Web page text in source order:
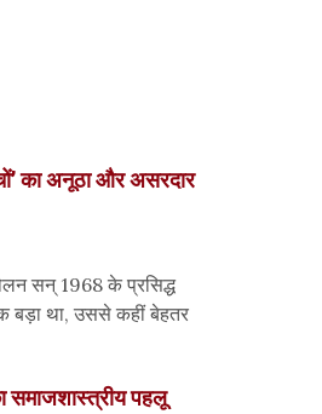
का अनूठा और असरदार
सन् 1968 के प्रसिद्ध
बड़ा था, उससे कहीं बेहतर
समाजशास्त्रीय पहलू